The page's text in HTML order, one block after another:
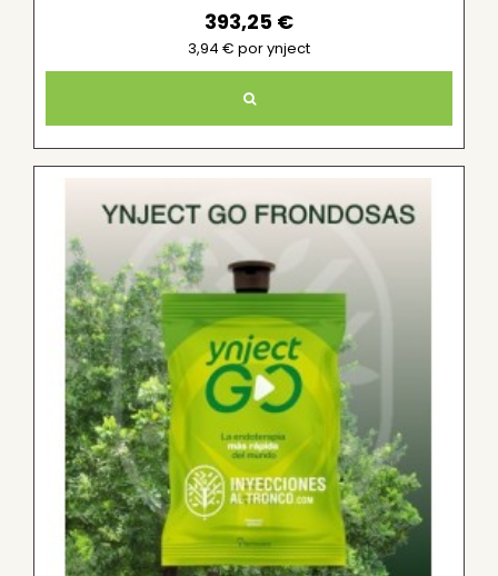
393,25 €
3,94 € por ynject